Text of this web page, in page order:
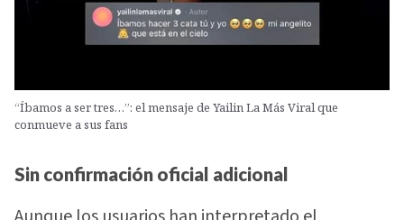
“Íbamos a ser tres…”: el mensaje de Yailin La Más Viral que
conmueve a sus fans
Sin confirmación oficial adicional